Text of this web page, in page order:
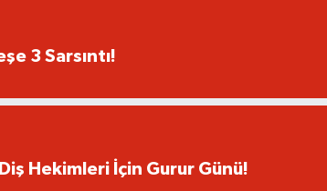
3 Sarsıntı!
Diş Hekimleri İçin Gurur Günü!